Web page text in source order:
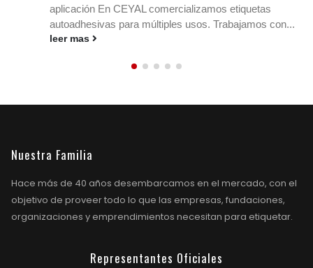
stock y los envíos en cualquier rubro. Conocé
medidas, materiales y ribbons....
leer mas
Nuestra Familia
Hace más de 40 años desembarcamos en el mercado, con el
objetivo de proveer todo lo que las empresas, fundaciones,
organizaciones y emprendimientos necesitan para etiquetar.
Representantes Oficiales